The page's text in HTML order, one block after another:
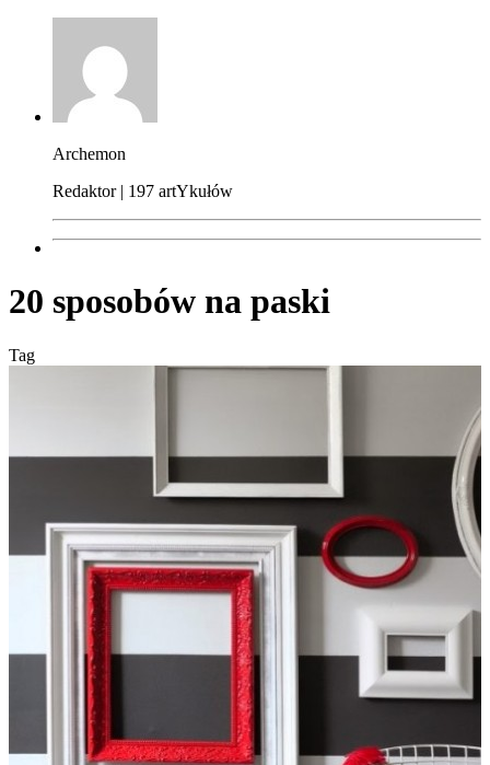
Archemon
Redaktor | 197 artYkułów
20 sposobów na paski
Tag